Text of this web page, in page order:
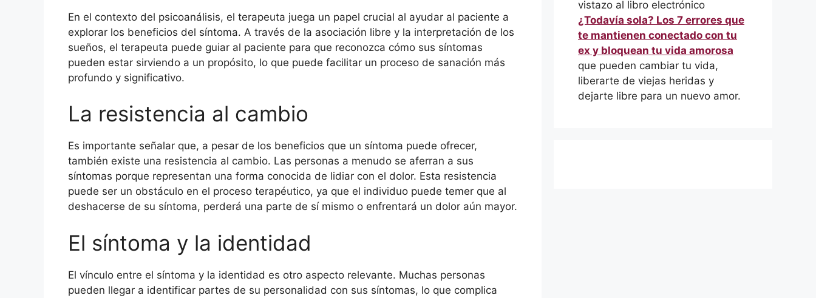
En el contexto del psicoanálisis, el terapeuta juega un papel crucial al ayudar al paciente a
explorar los beneficios del síntoma. A través de la asociación libre y la interpretación de los
sueños, el terapeuta puede guiar al paciente para que reconozca cómo sus síntomas
pueden estar sirviendo a un propósito, lo que puede facilitar un proceso de sanación más
profundo y significativo.
La resistencia al cambio
Es importante señalar que, a pesar de los beneficios que un síntoma puede ofrecer,
también existe una resistencia al cambio. Las personas a menudo se aferran a sus
síntomas porque representan una forma conocida de lidiar con el dolor. Esta resistencia
puede ser un obstáculo en el proceso terapéutico, ya que el individuo puede temer que al
deshacerse de su síntoma, perderá una parte de sí mismo o enfrentará un dolor aún mayor.
El síntoma y la identidad
El vínculo entre el síntoma y la identidad es otro aspecto relevante. Muchas personas
pueden llegar a identificar partes de su personalidad con sus síntomas, lo que complica
vistazo al libro electrónico
¿Todavía sola? Los 7 errores que
te mantienen conectado con tu
ex y bloquean tu vida amorosa
que pueden cambiar tu vida,
liberarte de viejas heridas y
dejarte libre para un nuevo amor.